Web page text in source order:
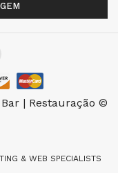
| Restauração ©
& WEB SPECIALISTS